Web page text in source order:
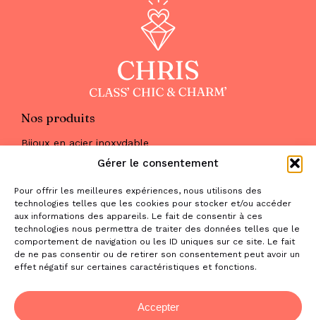
Gérer le consentement
Pour offrir les meilleures expériences, nous utilisons des
technologies telles que les cookies pour stocker et/ou accéder
aux informations des appareils. Le fait de consentir à ces
technologies nous permettra de traiter des données telles que le
comportement de navigation ou les ID uniques sur ce site. Le fait
de ne pas consentir ou de retirer son consentement peut avoir un
effet négatif sur certaines caractéristiques et fonctions.
Accepter
Nos produits
Bijoux en acier inoxydable
Maquillage
Parfums
Nous trouver
& nous contacter
2 place de la Liberté
31470 Saint-Lys
06 52 05 69 65